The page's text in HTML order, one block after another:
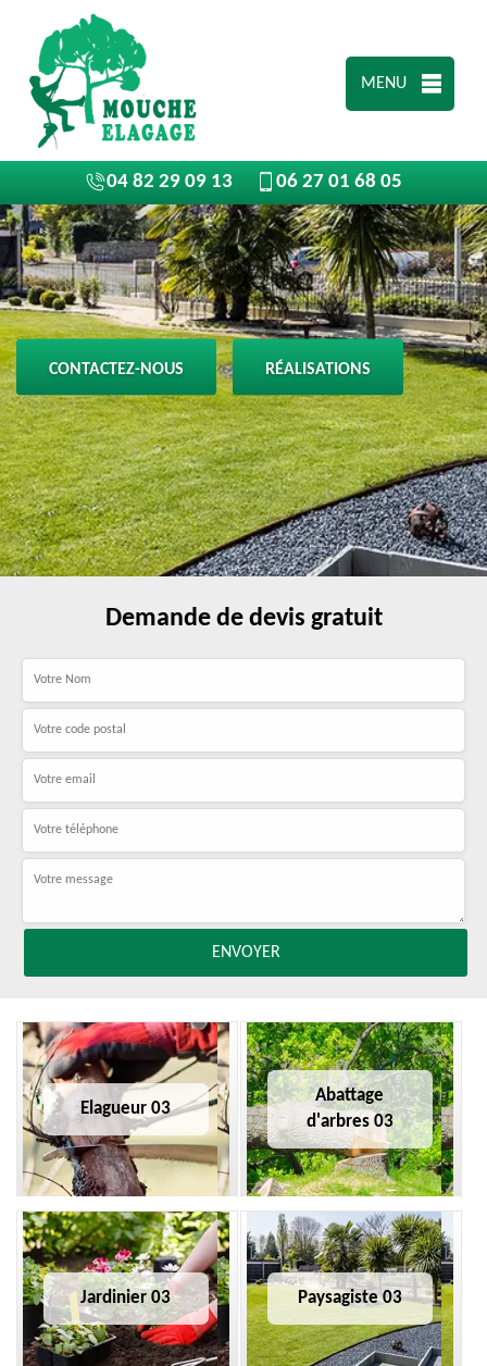
MENU
04 82 29 09 13 06 27 01 68 05
CONTACTEZ-NOUS RÉALISATIONS
Demande de devis gratuit
Elagueur 03
Abattage
d'arbres 03
Jardinier 03 Paysagiste 03